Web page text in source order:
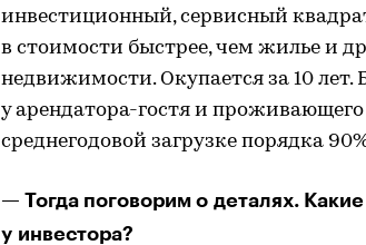
инвестиционный, сервисный
в стоимости быстрее, чем жилье и
недвижимости. Окупается за 10 лет.
у арендатора-гостя и
среднегодовой загрузке порядка
— Тогда поговорим о деталях.
у инвестора?